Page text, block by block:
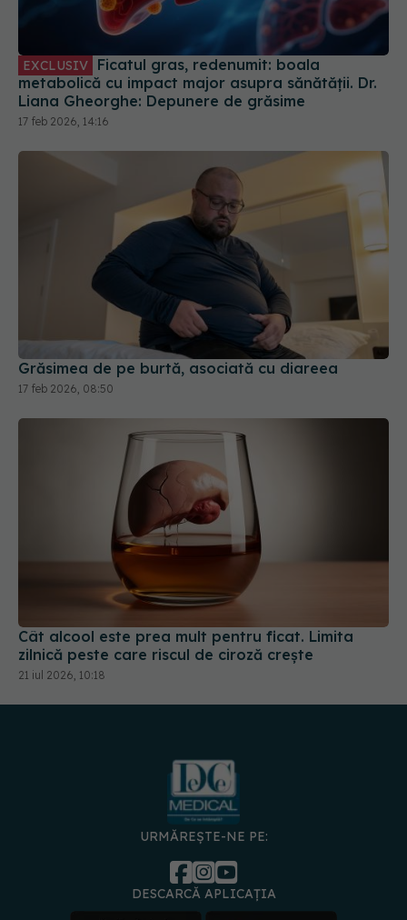
Ficatul gras, redenumit: boala
metabolică cu impact major asupra sănătății. Dr.
Liana Gheorghe: Depunere de grăsime
17 feb 2026, 14:16
Grăsimea de pe burtă, asociată cu diareea
17 feb 2026, 08:50
Cât alcool este prea mult pentru ficat. Limita
zilnică peste care riscul de ciroză crește
21 iul 2026, 10:18
URMĂREȘTE-NE PE:
DESCARCĂ APLICAȚIA